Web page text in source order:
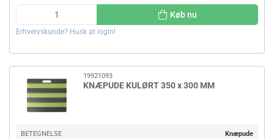
Køb nu
Erhvervskunde? Husk at login!
19921093
KNÆPUDE KULØRT 350 x 300 MM
BETEGNELSE
Knæpude